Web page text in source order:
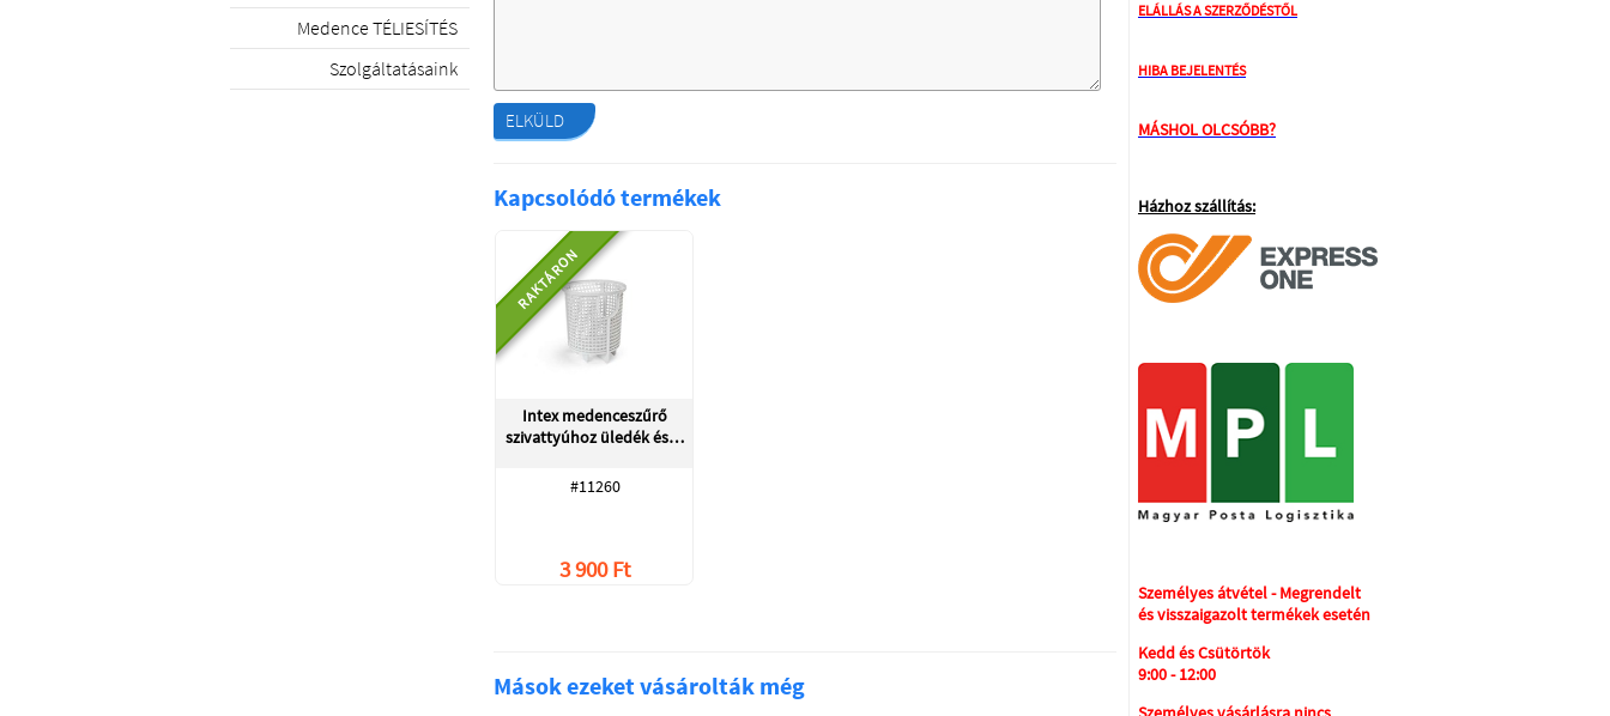
Medence TÉLIESÍTÉS
Szolgáltatásaink
ELKÜLD
Kapcsolódó termékek
RAKTÁRON
Intex medenceszűrő
szivattyúhoz üledék és…
#11260
3 900 Ft
Mások ezeket vásárolták még
ELÁLLÁS A SZERZŐDÉSTŐL
HIBA BEJELENTÉS
MÁSHOL OLCSÓBB?
Házhoz szállítás:
Személyes átvétel - Megrendelt
és visszaigazolt termékek esetén
Kedd és Csütörtök
9:00 - 12:00